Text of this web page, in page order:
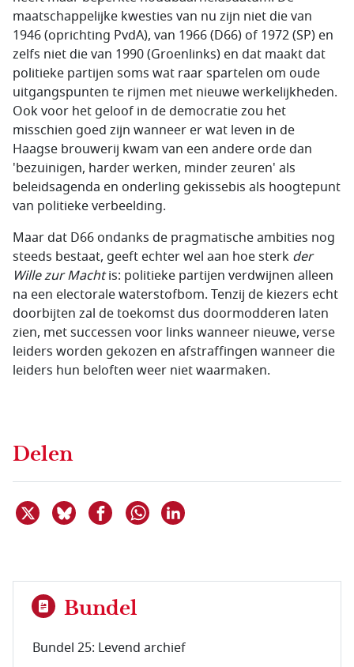
maatschappelijke kwesties van nu zijn niet die van
1946 (oprichting PvdA), van 1966 (D66) of 1972 (SP) en
zelfs niet die van 1990 (Groenlinks) en dat maakt dat
politieke partijen soms wat raar spartelen om oude
uitgangspunten te rijmen met nieuwe werkelijkheden.
Ook voor het geloof in de democratie zou het
misschien goed zijn wanneer er wat leven in de
Haagse brouwerij kwam van een andere orde dan
'bezuinigen, harder werken, minder zeuren' als
beleidsagenda en onderling gekissebis als hoogtepunt
van politieke verbeelding.
Maar dat D66 ondanks de pragmatische ambities nog
steeds bestaat, geeft echter wel aan hoe sterk der
Wille zur Machtis: politieke partijen verdwijnen alleen
na een electorale waterstofbom. Tenzij de kiezers echt
doorbijten zal de toekomst dus doormodderen laten
zien, met successen voor links wanneer nieuwe, verse
leiders worden gekozen en afstraffingen wanneer die
leiders hun beloften weer niet waarmaken.
Delen
Deel dit item op X
Deel dit item op Bluesky
Deel dit item op Facebook
Delen via WhatsApp
Bundel
Bundel 25: Levend archief